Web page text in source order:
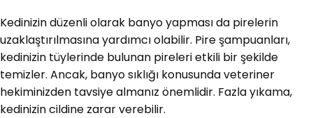
Kedinizin düzenli olarak banyo yapması da pirelerin
uzaklaştırılmasına yardımcı olabilir. Pire şampuanları,
kedinizin tüylerinde bulunan pireleri etkili bir şekilde
temizler. Ancak, banyo sıklığı konusunda veteriner
hekiminizden tavsiye almanız önemlidir. Fazla yıkama,
kedinizin cildine zarar verebilir.